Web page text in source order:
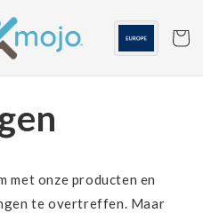
met onze producten en
te overtreffen. Maar